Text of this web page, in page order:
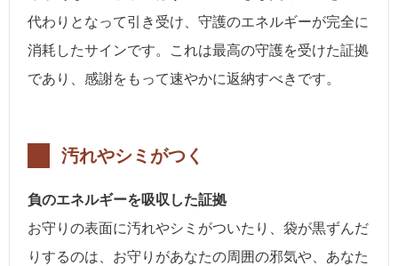
代わりとなって引き受け、守護のエネルギーが完全に
消耗したサインです。これは最高の守護を受けた証拠
であり、感謝をもって速やかに返納すべきです。
汚れやシミがつく
負のエネルギーを吸収した証拠
お守りの表面に汚れやシミがついたり、袋が黒ずんだ
りするのは、お守りがあなたの周囲の邪気や、あなた